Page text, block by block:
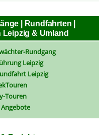
| Rundfahrten |
Leipzig & Umland
Rundgang
Leipzig
Leipzig
Touren